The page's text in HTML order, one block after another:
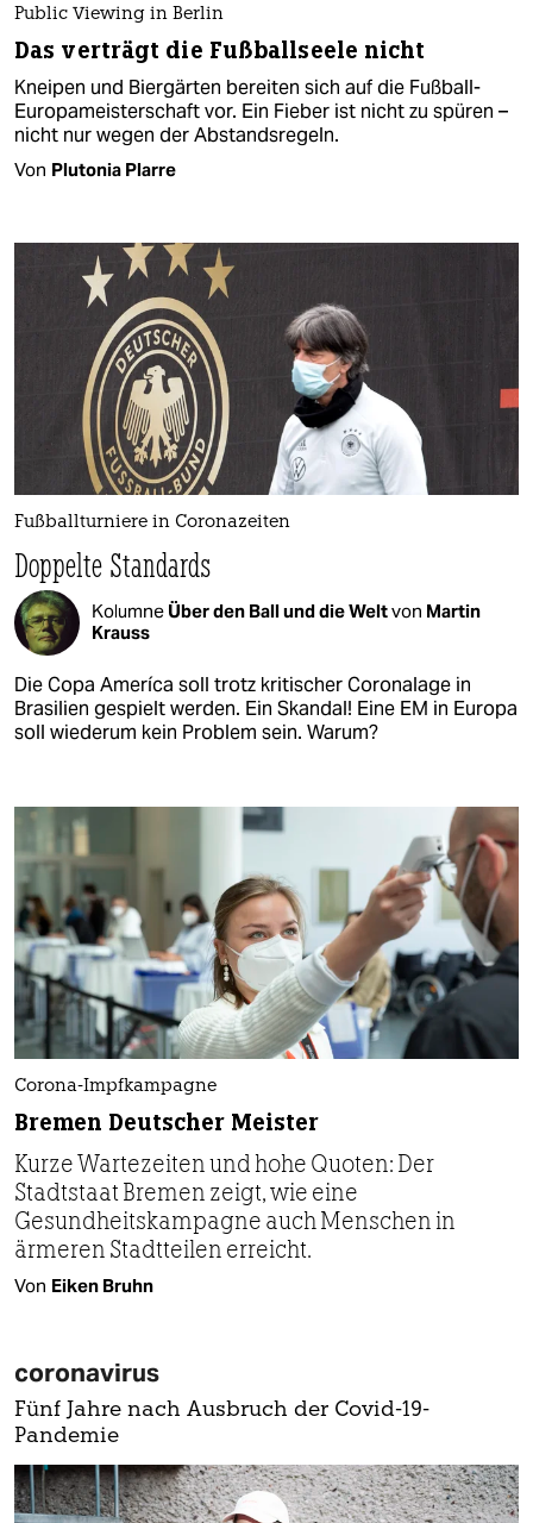
Public Viewing in Berlin
Das verträgt die Fußballseele nicht
Kneipen und Biergärten bereiten sich auf die Fußball-
Europameisterschaft vor. Ein Fieber ist nicht zu spüren –
nicht nur wegen der Abstandsregeln.
Von Plutonia Plarre
Fußballturniere in Coronazeiten
Doppelte Standards
Kolumne Über den Ball und die Weltvon Martin
Krauss
Die Copa Ameríca soll trotz kritischer Coronalage in
Brasilien gespielt werden. Ein Skandal! Eine EM in Europa
soll wiederum kein Problem sein. Warum?
Corona-Impfkampagne
Bremen Deutscher Meister
Kurze Wartezeiten und hohe Quoten: Der
Stadtstaat Bremen zeigt, wie eine
Gesundheitskampagne auch Menschen in
ärmeren Stadtteilen erreicht.
Von Eiken Bruhn
coronavirus
Fünf Jahre nach Ausbruch der Covid-19-
Pandemie